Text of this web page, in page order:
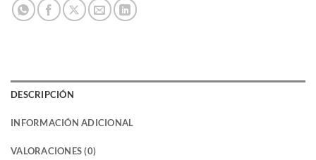
DESCRIPCIÓN
INFORMACIÓN ADICIONAL
VALORACIONES (0)